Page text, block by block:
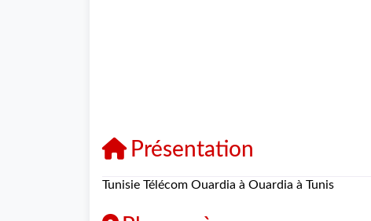
Présentation
Tunisie Télécom Ouardia à Ouardia à Tunis